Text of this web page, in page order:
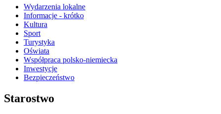
Wydarzenia lokalne
Informacje - krótko
Kultura
Sport
Turystyka
Oświata
Współpraca polsko-niemiecka
Inwestycje
Bezpieczeństwo
Starostwo